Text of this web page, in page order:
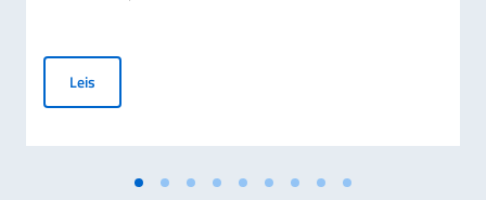
Leis